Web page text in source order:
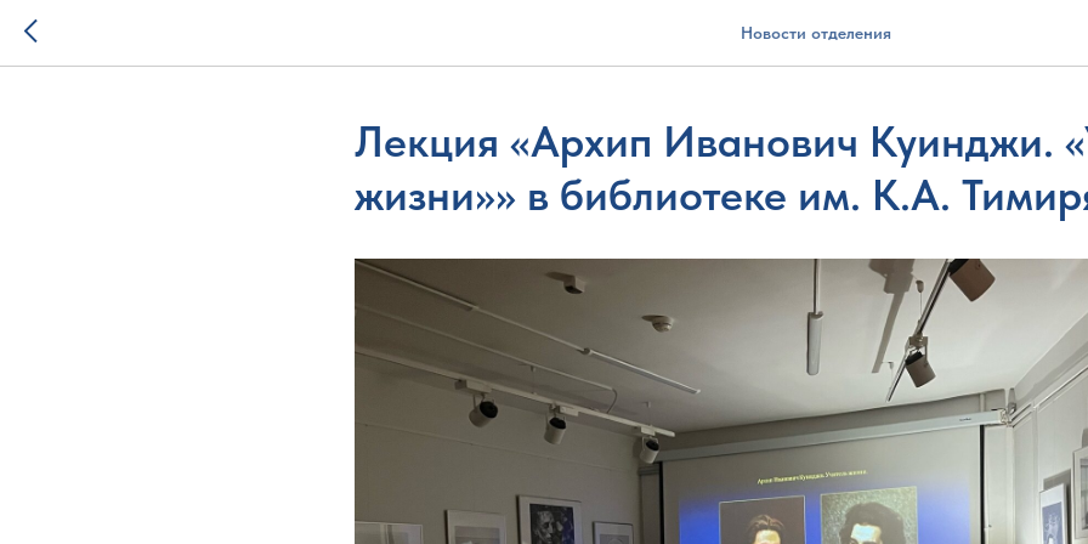
Новости отделения
Лекция «Архип Иванович Куинджи.
жизни»» в библиотеке им. К.А.